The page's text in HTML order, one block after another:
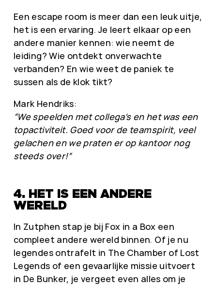
Een escape room is meer dan een leuk uitje,
het is een ervaring. Je leert elkaar op een
andere manier kennen: wie neemt de
leiding? Wie ontdekt onverwachte
verbanden? En wie weet de paniek te
sussen als de klok tikt?
Mark Hendriks:
“We speelden met collega’s en het was een
topactiviteit. Goed voor de teamspirit, veel
gelachen en we praten er op kantoor nog
steeds over!”
4. HET IS EEN ANDERE
WERELD
In Zutphen stap je bij Fox in a Box een
compleet andere wereld binnen. Of je nu
legendes ontrafelt in The Chamber of Lost
Legends of een gevaarlijke missie uitvoert
in De Bunker, je vergeet even alles om je